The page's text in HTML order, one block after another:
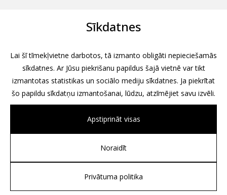
Associates, Partners et Sons
Sīkdatnes
Lai šī tīmekļvietne darbotos, tā izmanto obligāti nepieciešamās
sīkdatnes. Ar Jūsu piekrišanu papildus šajā vietnē var tikt
izmantotas statistikas un sociālo mediju sīkdatnes. Ja piekrītat
šo papildu sīkdatņu izmantošanai, lūdzu, atzīmējiet savu izvēli.
Apstiprināt visas
Noraidīt
Privātuma politika